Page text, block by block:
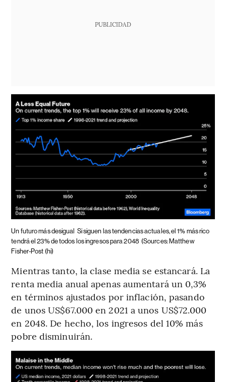
PUBLICIDAD
Un futuro más desigual Si siguen las tendencias actuales, el 1% más rico
tendrá el 23% de todos los ingresos para 2048 (Sources: Matthew
Fisher-Post (hi)
Mientras tanto, la clase media se estancará. La
renta media anual apenas aumentará un 0,3%
en términos ajustados por inflación, pasando
de unos US$67.000 en 2021 a unos US$72.000
en 2048. De hecho, los ingresos del 10% más
pobre disminuirán.